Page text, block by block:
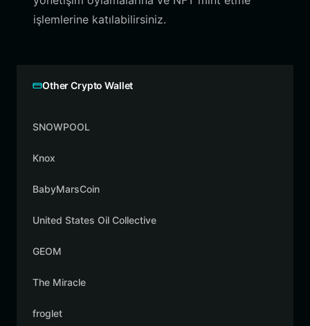
işlemlerine katılabilirsiniz.
Other Crypto Wallet
SNOWPOOL
Knox
BabyMarsCoin
United States Oil Collective
GEOM
The Miracle
froglet